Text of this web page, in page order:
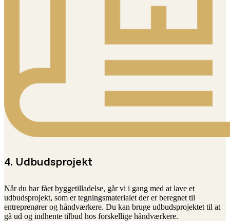
4. Udbudsprojekt
Når du har fået byggetilladelse, går vi i gang med at lave et
udbudsprojekt, som er tegningsmaterialet der er beregnet til
entreprenører og håndværkere. Du kan bruge udbudsprojektet til at
gå ud og indhente tilbud hos forskellige håndværkere.